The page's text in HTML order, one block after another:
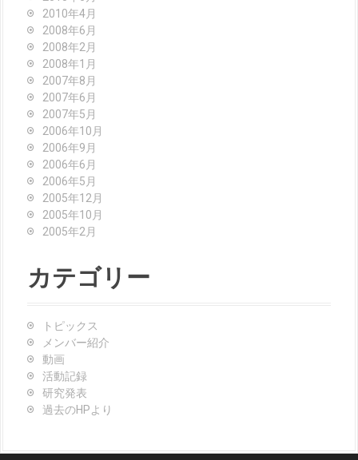
2010年4月
2008年6月
2008年2月
2008年1月
2007年8月
2007年6月
2007年5月
2006年10月
2006年9月
2006年6月
2006年5月
2005年12月
2005年10月
2005年2月
カテゴリー
トピックス
メンバー紹介
動画
活動記録
研究発表
過去のHPより